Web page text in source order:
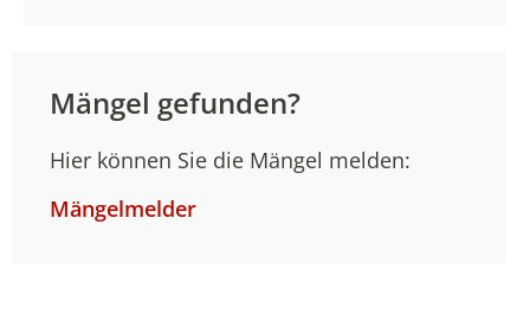
Mängel gefunden?
Hier können Sie die Mängel melden:
Mängelmelder